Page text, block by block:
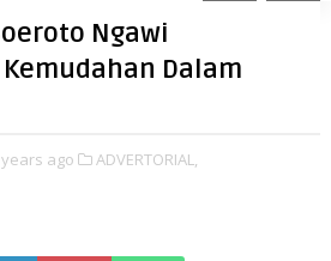
Ngawi
Dalam
years ago
ADVERTORIAL,